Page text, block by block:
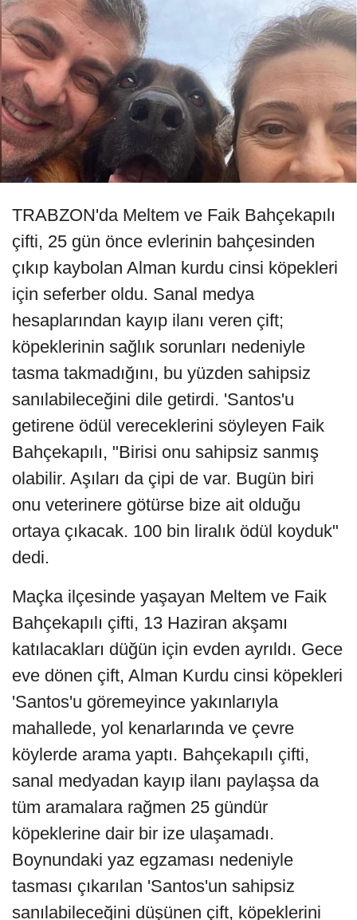
TRABZON'da Meltem ve Faik Bahçekapılı
çifti, 25 gün önce evlerinin bahçesinden
çıkıp kaybolan Alman kurdu cinsi köpekleri
için seferber oldu. Sanal medya
hesaplarından kayıp ilanı veren çift;
köpeklerinin sağlık sorunları nedeniyle
tasma takmadığını, bu yüzden sahipsiz
sanılabileceğini dile getirdi. 'Santos'u
getirene ödül vereceklerini söyleyen Faik
Bahçekapılı, "Birisi onu sahipsiz sanmış
olabilir. Aşıları da çipi de var. Bugün biri
onu veterinere götürse bize ait olduğu
ortaya çıkacak. 100 bin liralık ödül koyduk"
dedi.
Maçka ilçesinde yaşayan Meltem ve Faik
Bahçekapılı çifti, 13 Haziran akşamı
katılacakları düğün için evden ayrıldı. Gece
eve dönen çift, Alman Kurdu cinsi köpekleri
'Santos'u göremeyince yakınlarıyla
mahallede, yol kenarlarında ve çevre
köylerde arama yaptı. Bahçekapılı çifti,
sanal medyadan kayıp ilanı paylaşsa da
tüm aramalara rağmen 25 gündür
köpeklerine dair bir ize ulaşamadı.
Boynundaki yaz egzaması nedeniyle
tasması çıkarılan 'Santos'un sahipsiz
sanılabileceğini düşünen çift, köpeklerini